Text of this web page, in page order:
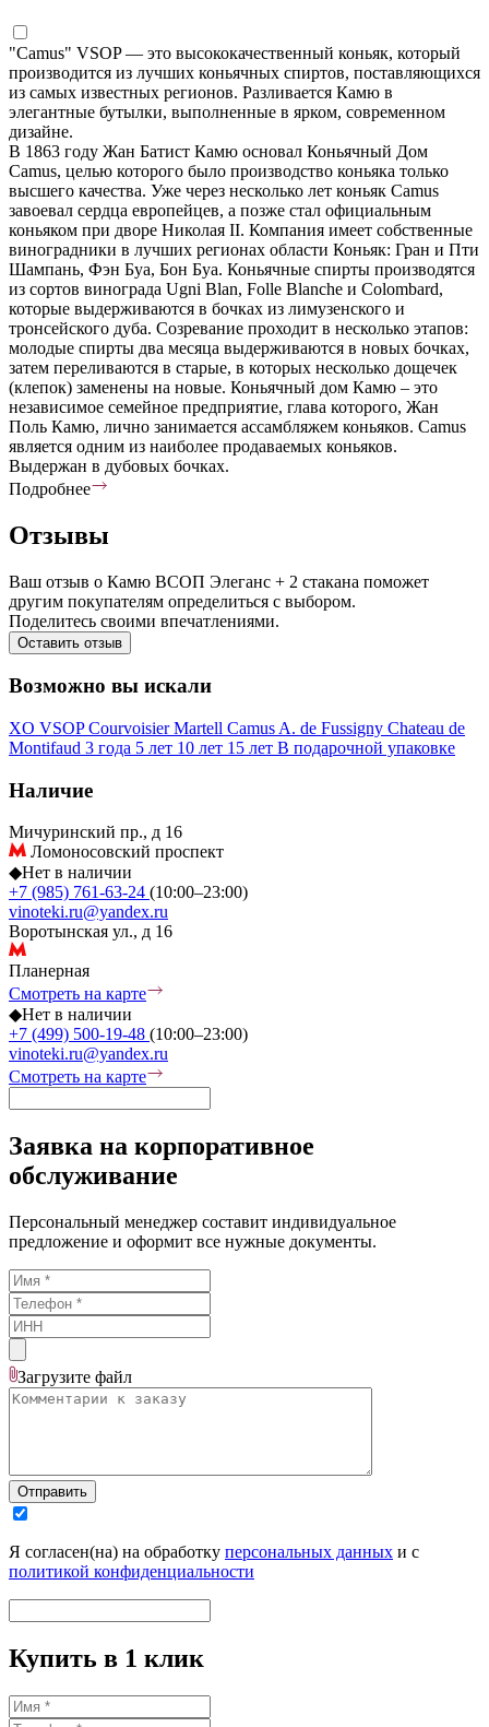
"Camus" VSOP — это высококачественный коньяк, который
производится из лучших коньячных спиртов, поставляющихся
из самых известных регионов. Разливается Камю в
элегантные бутылки, выполненные в ярком, современном
дизайне.
В 1863 году Жан Батист Камю основал Коньячный Дом
Camus, целью которого было производство коньяка только
высшего качества. Уже через несколько лет коньяк Camus
завоевал сердца европейцев, а позже стал официальным
коньяком при дворе Николая II. Компания имеет собственные
виноградники в лучших регионах области Коньяк: Гран и Пти
Шампань, Фэн Буа, Бон Буа. Коньячные спирты производятся
из сортов винограда Ugni Blan, Folle Blanche и Colombard,
которые выдерживаются в бочках из лимузенского и
тронсейского дуба. Созревание проходит в несколько этапов:
молодые спирты два месяца выдерживаются в новых бочках,
затем переливаются в старые, в которых несколько дощечек
(клепок) заменены на новые. Коньячный дом Камю – это
независимое семейное предприятие, глава которого, Жан
Поль Камю, лично занимается ассамбляжем коньяков. Camus
является одним из наиболее продаваемых коньяков.
Выдержан в дубовых бочках.
Подробнее
Отзывы
Ваш отзыв о Камю ВСОП Элеганс + 2 стакана поможет
другим покупателям определиться с выбором.
Поделитесь своими впечатлениями.
Оставить отзыв
Возможно вы искали
XO VSOPCourvoisierMartell Camus A. de Fussigny Chateau de
Montifaud 3 года 5 лет 10 лет 15 лет В подарочной упаковке
Наличие
Мичуринский пр., д 16
Ломоносовский проспект
◆Нет в наличии
+7 (985) 761-63-24 (10:00–23:00)
vinoteki.ru@yandex.ru
Воротынская ул., д 16
Планерная
Смотреть на карте
◆Нет в наличии
+7 (499) 500-19-48 (10:00–23:00)
vinoteki.ru@yandex.ru
Смотреть на карте
Заявка на корпоративное
обслуживание
Персональный менеджер составит индивидуальное
предложение и оформит все нужные документы.
Загрузите файл
Отправить
Я согласен(на) на обработку персональных данных и с
политикой конфиденциальности
Купить в 1 клик